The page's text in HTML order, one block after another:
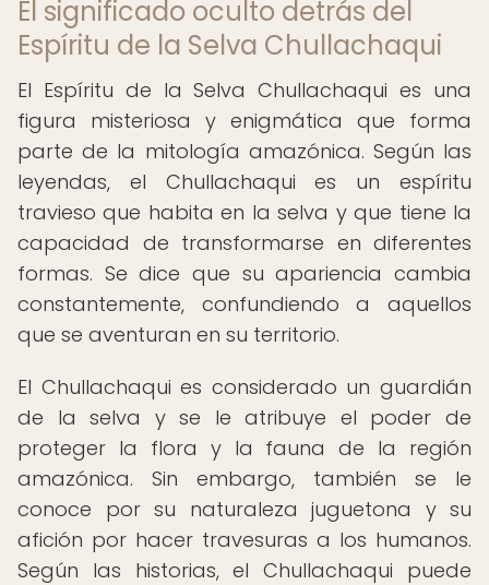
El significado oculto detrás del
Espíritu de la Selva Chullachaqui
El Espíritu de la Selva Chullachaqui es una
figura misteriosa y enigmática que forma
parte de la mitología amazónica. Según las
leyendas, el Chullachaqui es un espíritu
travieso que habita en la selva y que tiene la
capacidad de transformarse en diferentes
formas. Se dice que su apariencia cambia
constantemente, confundiendo a aquellos
que se aventuran en su territorio.
El Chullachaqui es considerado un guardián
de la selva y se le atribuye el poder de
proteger la flora y la fauna de la región
amazónica. Sin embargo, también se le
conoce por su naturaleza juguetona y su
afición por hacer travesuras a los humanos.
Según las historias, el Chullachaqui puede